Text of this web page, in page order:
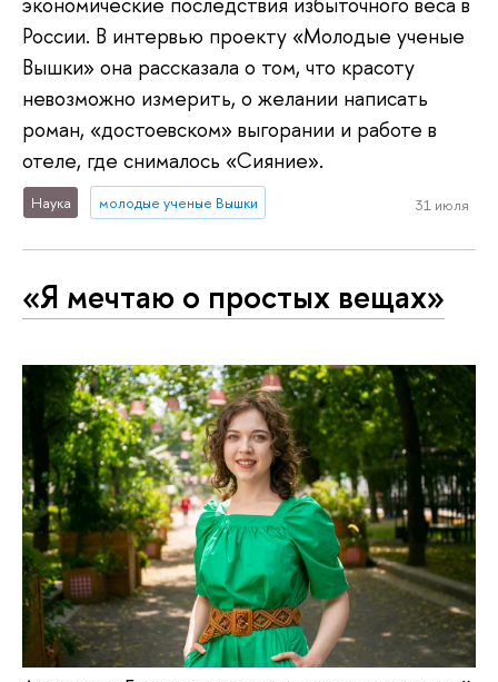
России. В интервью проекту «Молодые ученые
Вышки» она рассказала о том, что красоту
невозможно измерить, о желании написать
роман, «достоевском» выгорании и работе в
отеле, где снималось «Сияние».
Наука молодые ученые Вышки 31 июля
«Я мечтаю о простых вещах»